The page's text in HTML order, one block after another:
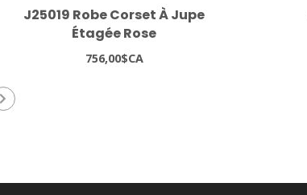
J25019 Robe Corset À Jupe
Étagée Rose
756,00$CA